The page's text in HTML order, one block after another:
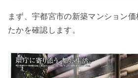
まず、宇都宮市の新築マンション
たかを確認します。